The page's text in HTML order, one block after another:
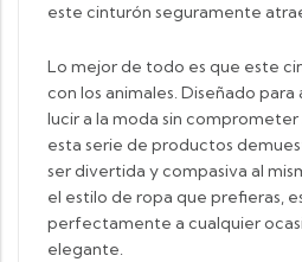
este cinturón seguramente
Lo mejor de todo es que este
con los animales. Diseñado
lucir a la moda sin comprometer
esta serie de productos
ser divertida y compasiva al
el estilo de ropa que prefieras,
perfectamente a cualquier
elegante.